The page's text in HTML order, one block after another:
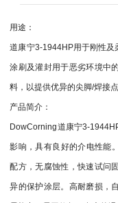
用途：
道康宁3-1944HP用于刚性及
涂刷及灌封用于恶劣环境中
料，以提供优异的尖脚/焊接点
产品简介：
DowCorning道康宁3-
影响，具有良好的介电性能
配方，无腐蚀性，快速试问
异的保护涂层。高耐磨损，